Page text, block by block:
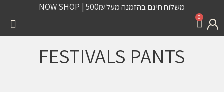
משלוח חינם בהזמנה מעל 500₪ | NOW SHOP
0
FESTIVALS PANTS